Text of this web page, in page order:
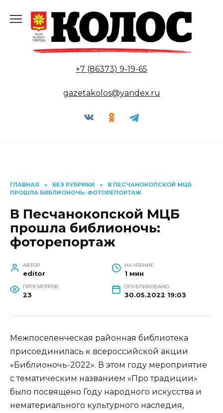
содержанию
+7 (86373) 9-19-65
gazetakolos@yandex.ru
ГЛАВНАЯ » БЕЗ РУБРИКИ »
В ПЕСЧАНОКОПСКОЙ МЦБ
ПРОШЛА БИБЛИОНОЧЬ: ФОТОРЕПОРТАЖ
В Песчанокопской МЦБ
прошла библионочь:
фоторепортаж
АВТОР
editor
НА ЧТЕНИЕ
1 мин
ПРОСМОТРОВ
23
ОПУБЛИКОВАНО
30.05.2022 19:03
Межпоселенческая районная библиотека
присоединилась к всероссийской акции
«Библионочь-2022». В этом году мероприятие
с тематическим названием «Про традиции»
было посвящено Году народного искусства и
нематериального культурного наследия,